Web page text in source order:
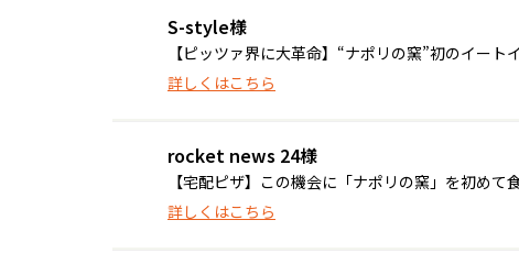
S-style様
【ピッツァ界に大革命】“ナポリの窯”初のイー
詳しくはこちら
rocket news 24様
【宅配ピザ】この機会に「ナポリの窯」を初め
詳しくはこちら